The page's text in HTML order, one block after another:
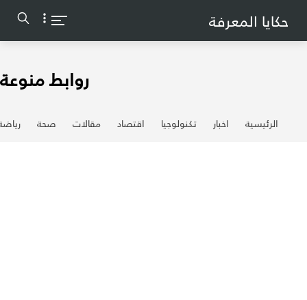
حكايا المعرفة
روابط منوعة
الرئيسية اخبار تكنولوجيا اقتصاد مقالات صحة